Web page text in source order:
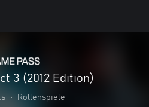
3 (2012 Edition)
• Rollenspiele